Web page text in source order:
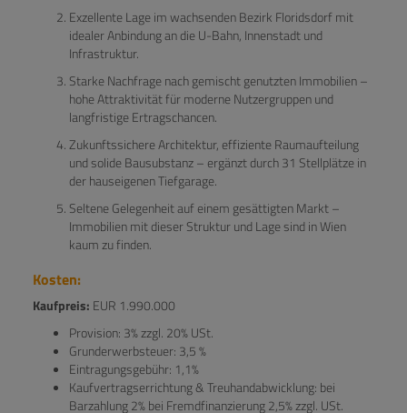
Exzellente Lage im wachsenden Bezirk Floridsdorf mit
idealer Anbindung an die U-Bahn, Innenstadt und
Infrastruktur.
Starke Nachfrage nach gemischt genutzten Immobilien –
hohe Attraktivität für moderne Nutzergruppen und
langfristige Ertragschancen.
Zukunftssichere Architektur, effiziente Raumaufteilung
und solide Bausubstanz – ergänzt durch 31 Stellplätze in
der hauseigenen Tiefgarage.
Seltene Gelegenheit auf einem gesättigten Markt –
Immobilien mit dieser Struktur und Lage sind in Wien
kaum zu finden.
Kosten:
Kaufpreis: EUR 1.990.000
Provision: 3% zzgl. 20% USt.
Grunderwerbsteuer: 3,5 %
Eintragungsgebühr: 1,1%
Kaufvertragserrichtung & Treuhandabwicklung: bei
Barzahlung 2% bei Fremdfinanzierung 2,5% zzgl. USt.